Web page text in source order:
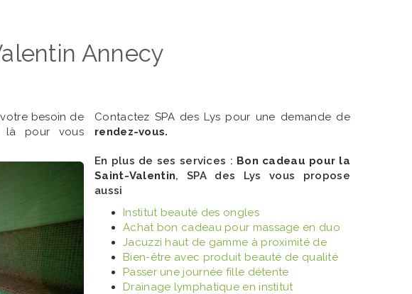
Annecy
besoin de
là pour vous
Contactez SPA des Lys pour une demande de
rendez-vous.
En plus de ses services : Bon cadeau pour la
Saint-Valentin, SPA des Lys vous propose
aussi
Institut beauté des ongles
Achat bon cadeau pour massage en duo
Jacuzzi haut de gamme à proximité de
Bien-être avec produit beauté de qualité
Passer une journée fille détente
Drainage lymphatique en institut